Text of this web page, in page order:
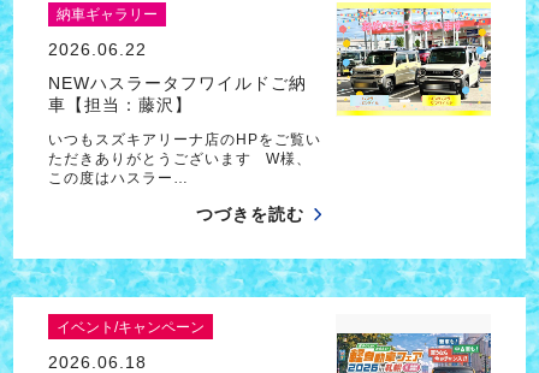
納車ギャラリー
2026.06.22
NEWハスラータフワイルドご納
車【担当：藤沢】
いつもスズキアリーナ店のHPをご覧い
ただきありがとうございます W様、
この度はハスラー…
つづきを読む
イベント/キャンペーン
2026.06.18